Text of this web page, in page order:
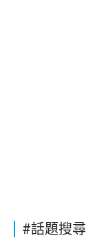
#話題搜尋